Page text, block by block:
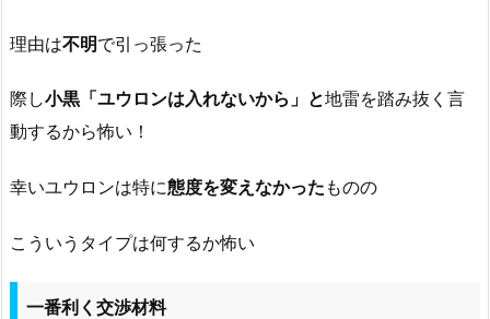
理由は不明で引っ張った
際し小黒「ユウロンは入れないから」と地雷を踏み抜く言
動するから怖い！
幸いユウロンは特に態度を変えなかった ものの
こういうタイプは何するか怖い
一番利く交渉材料